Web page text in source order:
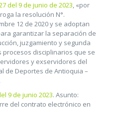
del 9 de junio de 2023, «por
la resolución N°.
12 de 2020 y se adoptan
garantizar la separación de
juzgamiento y segunda
procesos disciplinarios que se
y exservidores del
de Deportes de Antioquia –
9 de junio 2023. Asunto:
del contrato electrónico en